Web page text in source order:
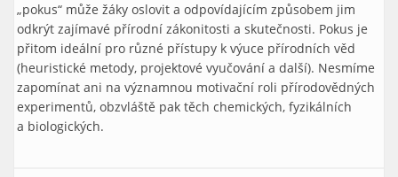
„pokus“ může žáky oslovit a odpovídajícím způsobem jim
odkrýt zajímavé přírodní zákonitosti a skutečnosti. Pokus je
přitom ideální pro různé přístupy k výuce přírodních věd
(heuristické metody, projektové vyučování a další). Nesmíme
zapomínat ani na významnou motivační roli přírodovědných
experimentů, obzvláště pak těch chemických, fyzikálních
a biologických.